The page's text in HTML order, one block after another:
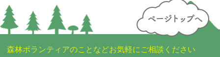
森林ボランティアのことなどお気軽にご相談ください